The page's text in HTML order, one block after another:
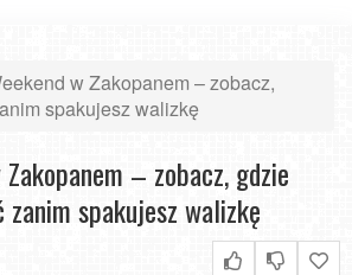
w Zakopanem – zobacz,
spakujesz walizkę
– zobacz, gdzie
zanim spakujesz walizkę